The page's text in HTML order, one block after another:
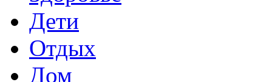
Дети
Отдых
Дом